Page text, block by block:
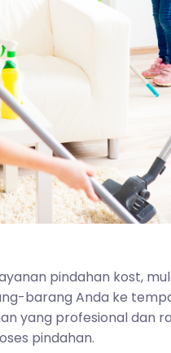
pindahan kost,
barang Anda ke
yang profesional dan
pindahan.